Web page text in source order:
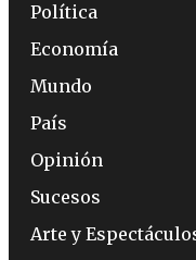
Política
Economía
Mundo
País
Opinión
Sucesos
Arte y